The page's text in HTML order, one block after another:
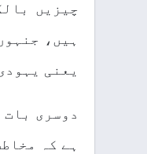
چیزیں
ہیں،
یعنی
دوسری
ہے کہ